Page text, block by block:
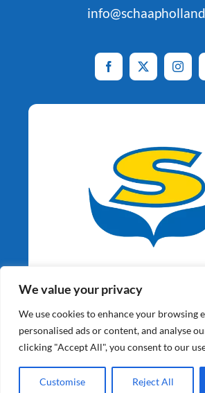
We value your privacy
We use cookies to enhance your browsing
personalised ads or content, and analyse
clicking "Accept All", you consent to our
Customise Reject All
©2026 Schaap Holland BV | Alle
Website gebouwd door XY Web